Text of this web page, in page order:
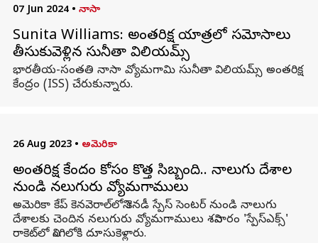
07 Jun 2024 • నాసా
Sunita Williams: అంతరిక్ష యాత్రలో సమోసాలు
తీసుకువెళ్లిన సునీతా విలియమ్స్
భారతీయ-సంతతి నాసా వ్యోమగామి సునీతా విలియమ్స్ అంతరిక్ష
కేంద్రం (ISS) చేరుకున్నారు.
26 Aug 2023 • అమెరికా
అంతరిక్ష కేంద్రం కోసం కొత్త సిబ్బంది.. నాలుగు దేశాల
నుండి నలుగురు వ్యోమగాములు
అమెరికా కేప్‌ కెనవెరాల్‌లోని కెనడీ స్పేస్ సెంటర్ నుండి నాలుగు
దేశాలకు చెందిన నలుగురు వ్యోమగాములు శనివారం 'స్పేస్‌ఎక్స్‌'
రాకెట్‌లో నింగిలోకి దూసుకెళ్లారు.